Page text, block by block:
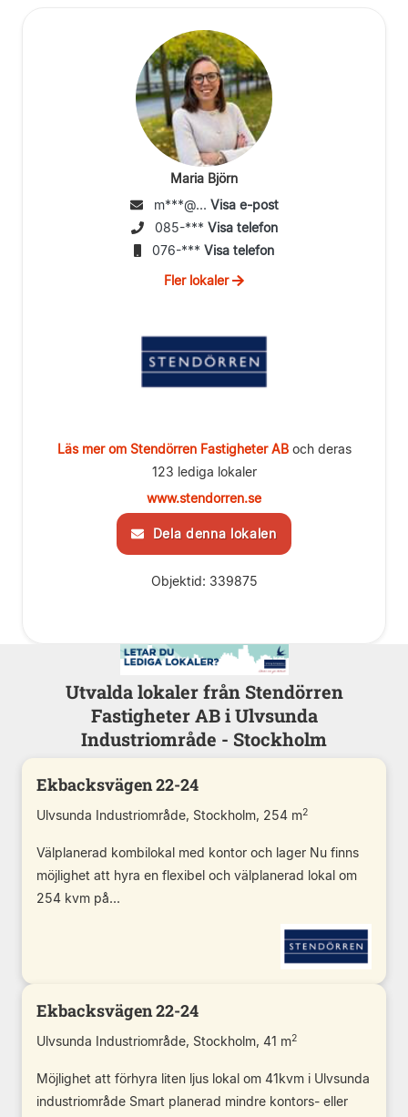
Maria Björn
m***@... Visa e-post
085-*** Visa telefon
076-*** Visa telefon
Fler lokaler
Läs mer om Stendörren Fastigheter ABoch deras
123 lediga lokaler
www.stendorren.se
Dela denna lokalen
Objektid: 339875
Utvalda lokaler från Stendörren
Fastigheter AB i Ulvsunda
Industriområde - Stockholm
Ekbacksvägen 22-24
Ulvsunda Industriområde, Stockholm, 254 m2
Välplanerad kombilokal med kontor och lager Nu finns
möjlighet att hyra en flexibel och välplanerad lokal om
254 kvm på...
Ekbacksvägen 22-24
Ulvsunda Industriområde, Stockholm, 41 m2
Möjlighet att förhyra liten ljus lokal om 41kvm i Ulvsunda
industriområde Smart planerad mindre kontors- eller